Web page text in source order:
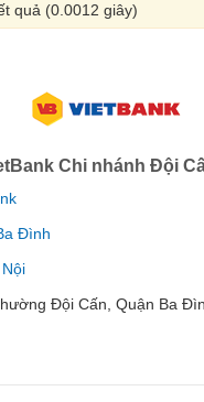
quả (0.0012 giây)
Chi nhánh Đội
Đình
Đội Cấn, Quận Ba